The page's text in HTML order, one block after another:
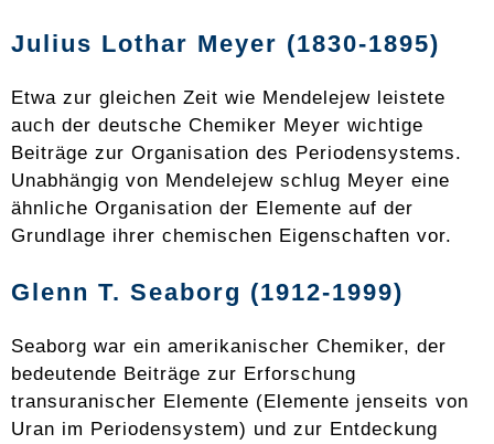
Julius Lothar Meyer (1830-1895)
Etwa zur gleichen Zeit wie Mendelejew leistete
auch der deutsche Chemiker Meyer wichtige
Beiträge zur Organisation des Periodensystems.
Unabhängig von Mendelejew schlug Meyer eine
ähnliche Organisation der Elemente auf der
Grundlage ihrer chemischen Eigenschaften vor.
Glenn T. Seaborg (1912-1999)
Seaborg war ein amerikanischer Chemiker, der
bedeutende Beiträge zur Erforschung
transuranischer Elemente (Elemente jenseits von
Uran im Periodensystem) und zur Entdeckung